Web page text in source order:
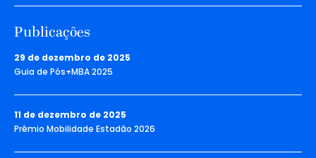
Publicações
29 de dezembro de 2025
Guia de Pós+MBA 2025
11 de dezembro de 2025
Prêmio Mobilidade Estadão 2026